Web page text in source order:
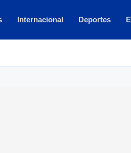
Internacional Deportes